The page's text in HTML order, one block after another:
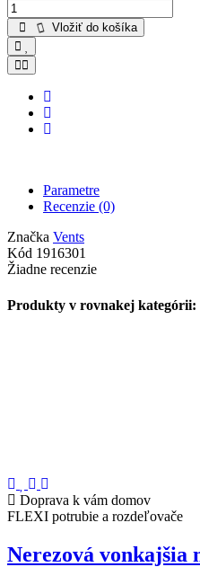
Vložiť do košíka
Parametre
Recenzie (0)
Značka Vents
Kód 1916301
Žiadne recenzie
Produkty v rovnakej kategórii:
Doprava k vám domov
FLEXI potrubie a rozdeľovače
Nerezová vonkajšia